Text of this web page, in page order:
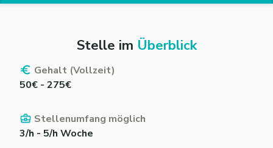
Stelle im Überblick
Gehalt (Vollzeit)
50€ - 275€
Stellenumfang möglich
3/h - 5/h Woche